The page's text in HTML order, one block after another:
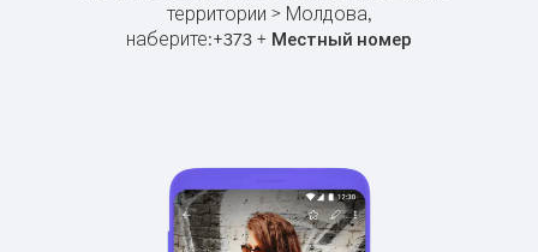
территории > Молдова,
наберите:+373 + Местный номер